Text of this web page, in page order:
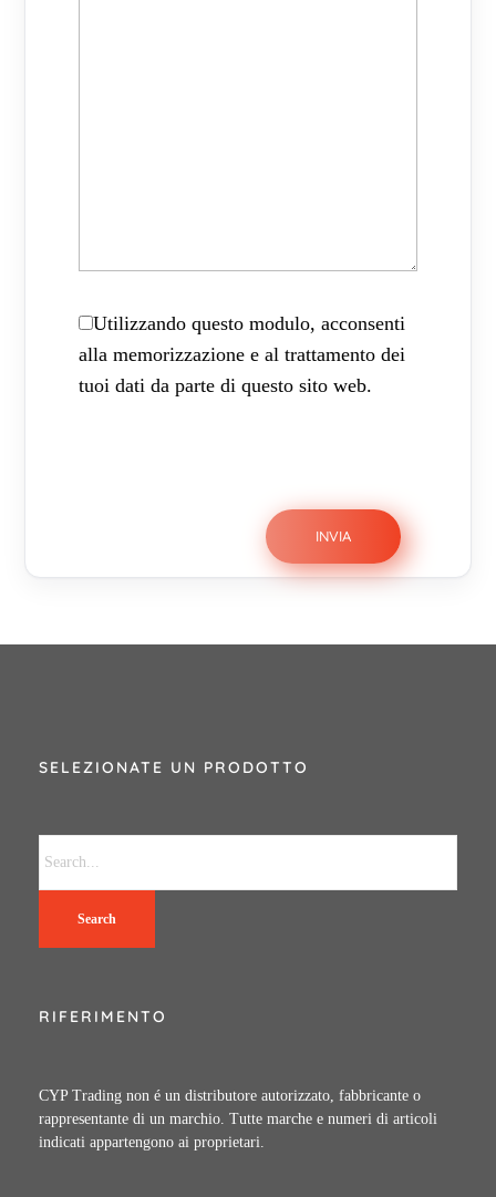
Utilizzando questo modulo, acconsenti
alla memorizzazione e al trattamento dei
tuoi dati da parte di questo sito web.
SELEZIONATE UN PRODOTTO
Search
RIFERIMENTO
CYP Trading non é un distributore autorizzato, fabbricante o
rappresentante di un marchio. Tutte marche e numeri di articoli
indicati appartengono ai proprietari.